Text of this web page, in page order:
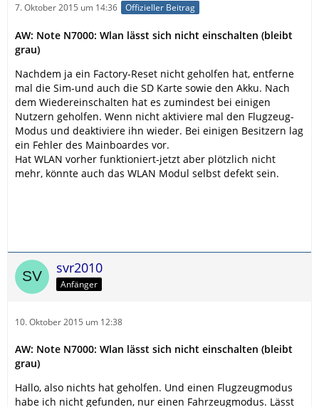
7. Oktober 2015 um 14:36 Offizieller Beitrag
AW: Note N7000: Wlan lässt sich nicht einschalten (bleibt
grau)
Nachdem ja ein Factory-Reset nicht geholfen hat, entferne
mal die Sim-und auch die SD Karte sowie den Akku. Nach
dem Wiedereinschalten hat es zumindest bei einigen
Nutzern geholfen. Wenn nicht aktiviere mal den Flugzeug-
Modus und deaktiviere ihn wieder. Bei einigen Besitzern lag
ein Fehler des Mainboardes vor.
Hat WLAN vorher funktioniert-jetzt aber plötzlich nicht
mehr, könnte auch das WLAN Modul selbst defekt sein.
svr2010
Anfänger
10. Oktober 2015 um 12:38
AW: Note N7000: Wlan lässt sich nicht einschalten (bleibt
grau)
Hallo, also nichts hat geholfen. Und einen Flugzeugmodus
habe ich nicht gefunden, nur einen Fahrzeugmodus. Lässt